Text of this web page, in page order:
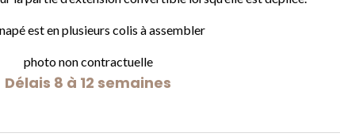
est en plusieurs colis à assembler
photo non contractuelle
Délais 8 à 12 semaines